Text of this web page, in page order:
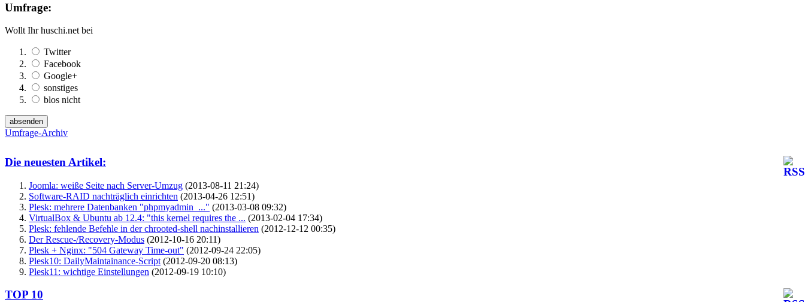
Umfrage:
Wollt Ihr huschi.net bei
Twitter
Facebook
Google+
sonstiges
blos nicht
Umfrage-Archiv
Die neuesten Artikel:
Joomla: weiße Seite nach Server-Umzug (2013-08-11 21:24)
Software-RAID nachträglich einrichten (2013-04-26 12:51)
Plesk: mehrere Datenbanken "phpmyadmin_..." (2013-03-08 09:32)
VirtualBox & Ubuntu ab 12.4: "this kernel requires the ... (2013-02-04 17:34)
Plesk: fehlende Befehle in der chrooted-shell nachinstallieren (2012-12-12 00:35)
Der Rescue-/Recovery-Modus (2012-10-16 20:11)
Plesk + Nginx: "504 Gateway Time-out" (2012-09-24 22:05)
Plesk10: DailyMaintainance-Script (2012-09-20 08:13)
Plesk11: wichtige Einstellungen (2012-09-19 10:10)
TOP 10